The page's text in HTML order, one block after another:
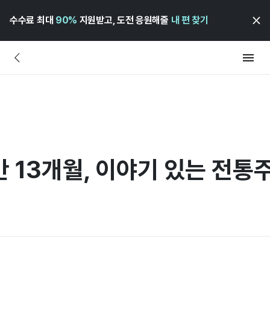
수수료 최대 90% 지원받고, 도전 응원해줄 내 편 찾기
13개월, 이야기 있는 전통